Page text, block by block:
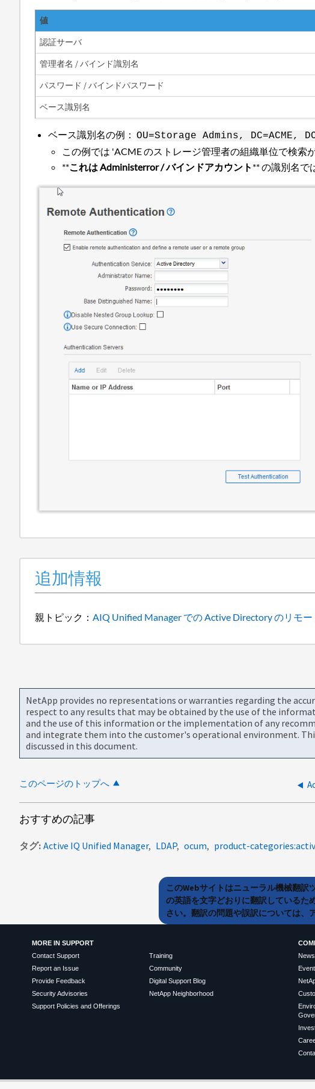
値
認証サーバ
管理者名 / バインド識別名
パスワード / バインドパスワード
ベース識別名
ベース識別名の例：OU=Storage Admins, DC=ACME,
この例では 'ACME のストレージ管理者の組織単位で検索
**これは Administerror / バインドアカウント ** の識別名で
追加情報
親トピック： AIQ Unified Manager での Active Directory のリモ
NetApp provides no representations or warranties regarding the
respect to any results that may be obtained by the use of the
and the use of this information or the implementation of any
and integrate them into the customer's operational environment.
discussed in this document.
このページのトップへ
おすすめの記事
タグ Active IQ Unified Manager LDAP ocum product-
このWebサイトはニューラル機械翻訳
の英語を文字どおりに翻訳しているた
さい。翻訳の問題や誤訳については、
MORE IN SUPPORT
Contact Support
Report an Issue
Provide Feedback
Security Advisories
Support Policies and Offerings
Training
Community
Digital Support Blog
NetApp Neighborhood